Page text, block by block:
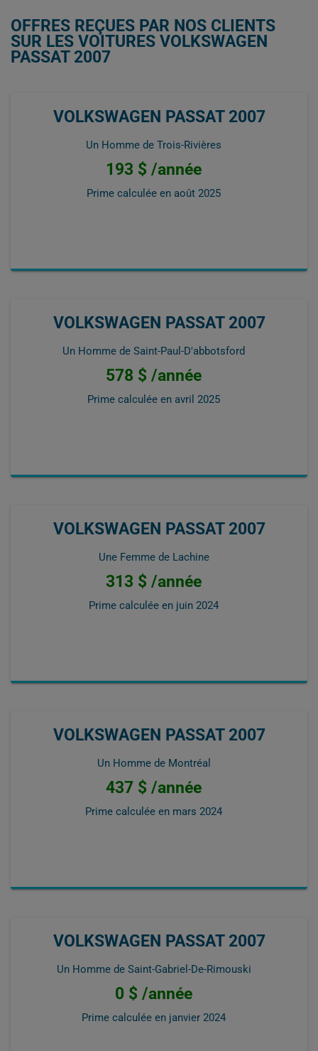
OFFRES REÇUES PAR NOS CLIENTS
SUR LES VOITURES VOLKSWAGEN
PASSAT 2007
VOLKSWAGEN PASSAT 2007
Un Homme de Trois-Rivières
193 $ /année
Prime calculée en août 2025
VOLKSWAGEN PASSAT 2007
Un Homme de Saint-Paul-D'abbotsford
578 $ /année
Prime calculée en avril 2025
VOLKSWAGEN PASSAT 2007
Une Femme de Lachine
313 $ /année
Prime calculée en juin 2024
VOLKSWAGEN PASSAT 2007
Un Homme de Montréal
437 $ /année
Prime calculée en mars 2024
VOLKSWAGEN PASSAT 2007
Un Homme de Saint-Gabriel-De-Rimouski
0 $ /année
Prime calculée en janvier 2024